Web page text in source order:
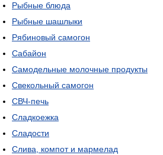
Рыбные блюда
Рыбные шашлыки
Рябиновый самогон
Сабайон
Самодельные молочные продукты
Свекольный самогон
СВЧ-печь
Сладкоежка
Сладости
Слива, компот и мармелад